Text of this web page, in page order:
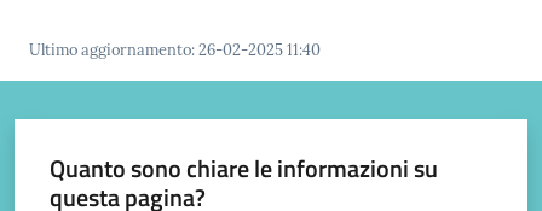
Vivere
Ultimo aggiornamento:26-02-2025 11:40
Quanto sono chiare le informazioni su
questa pagina?